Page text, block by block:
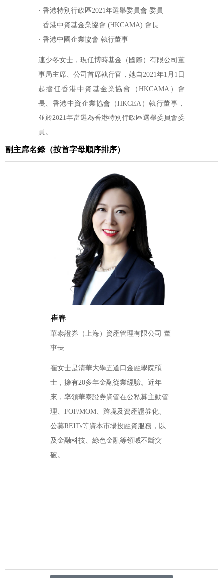
· 香港特別行政區2021年選舉委員會 委員
· 香港中資基金業協會 (HKCAMA) 會長
· 香港中國企業協會 執行董事
連少冬女士，現任博時基金（國際）有限公司董
事局主席、公司首席執行官，她自2021年1月1日
起擔任香港中資基金業協會（HKCAMA）會
長、香港中資企業協會（HKCEA）執行董事，
並於2021年當選為香港特別行政區選舉委員會委
員。
副主席名錄（按首字母順序排序）
崔春
華泰證券（上海）資產管理有限公司 董
事長
崔女士是清華大學五道口金融學院碩
士，擁有20多年金融從業經驗。近年
來，率領華泰證券資管在公私募主動管
理、FOF/MOM、跨境及資產證券化、
公募REITs等資本市場投融資服務，以
及金融科技、綠色金融等領域不斷突
破。